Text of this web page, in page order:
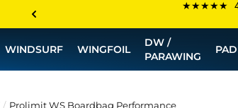
Les plus
Jusqu’à -
💰 Meilleur
WINDSURF WINGFOIL
DW /
PARAWING
Prolimit WS Boardbag Performance